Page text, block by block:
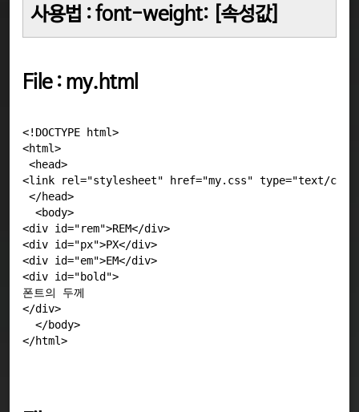
사용법 : font-weight: [속성값]
File : my.html
<!DOCTYPE html>
<html>
<head>
<link rel="stylesheet" href="my.css" type="text/
</head>
<body>
<div id="rem">REM</div>
<div id="px">PX</div>
<div id="em">EM</div>
<div id="bold">
폰트의 두께
</div>
</body>